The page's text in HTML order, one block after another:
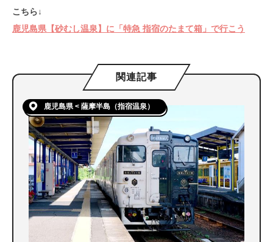
こちら↓
鹿児島県【砂むし温泉】に「特急 指宿のたまて箱」で行こう
関連記事
鹿児島県 < 薩摩半島（指宿温泉）